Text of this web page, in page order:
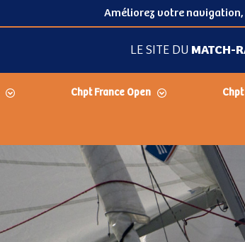
Améliorez votre navigation,
LE SITE DU MATCH-
Chpt France Open